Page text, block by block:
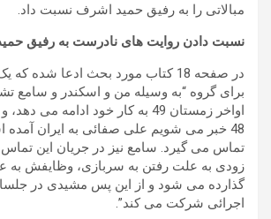
مبالاتی را به رفیق حمید اشرف نسبت داد.
نسبت دادن روایت های نادرست به رفیق
در صفحه 18 کتاب مورد بحث ادعا شده
برای گروه “به وسیله من و اسکندر و سامع
اواخر زمستان 49 به کار خود ادامه
48 خبر می شویم علی صفائی به ایران آمده
تماس می گیرد. سامع نیز در جریان این
زودی به علت رفتن به سربازی، وظایفش به
گذارده می شود و از این پس مشیدی در
اجرائی شرکت می کند”.